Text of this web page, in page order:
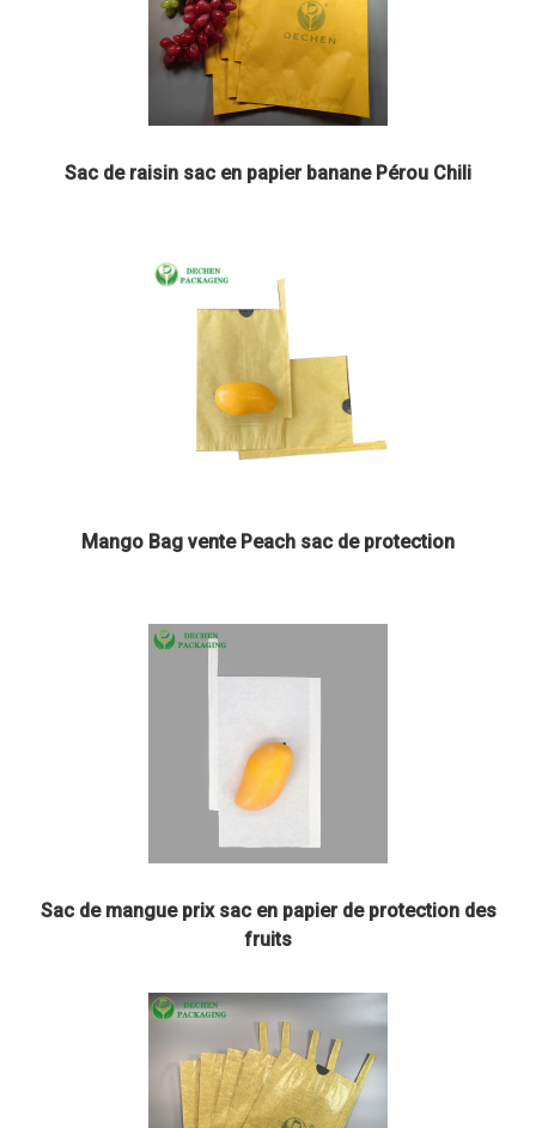
Sac de raisin sac en papier banane Pérou Chili
Mango Bag vente Peach sac de protection
Sac de mangue prix sac en papier de protection des
fruits